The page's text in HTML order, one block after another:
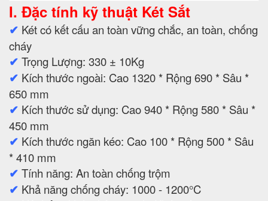
I. Đặc tính kỹ thuật Két Sắt
✔ Két có kết cấu an toàn vững chắc, an toàn, chống
cháy
✔ Trọng Lượng: 330 ± 10Kg
✔ Kích thước ngoài: Cao 1320 * Rộng 690 * Sâu *
650 mm
✔ Kích thước sử dụng: Cao 940 * Rộng 580 * Sâu *
450 mm
✔ Kích thước ngăn kéo: Cao 100 * Rộng 500 * Sâu
* 410 mm
✔ Tính năng: An toàn chống trộm
✔ Khả năng chống cháy: 1000 - 1200°C